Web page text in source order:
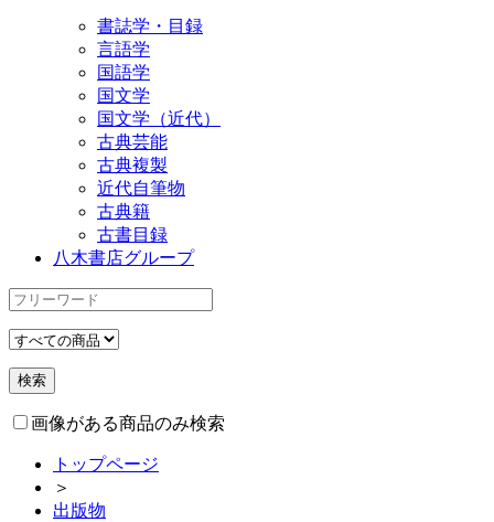
書誌学・目録
言語学
国語学
国文学
国文学（近代）
古典芸能
古典複製
近代自筆物
古典籍
古書目録
八木書店グループ
画像がある商品のみ検索
トップページ
＞
出版物